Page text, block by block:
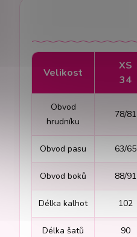
Velikost
XS
34
Obvod
hrudníku
78/81
Obvod pasu 63/65
Obvod boků 88/91
Délka kalhot 102
Délka šatů 90